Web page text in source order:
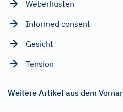
Weberhusten
Informed consent
Gesicht
Tension
Weitere Artikel aus dem